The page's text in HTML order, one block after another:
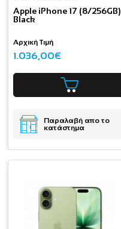
Apple iPhone 17 (8/256GB)
Black
Αρχική Τιμή
1.036,00€
Παραλαβή απο το
κατάστημα